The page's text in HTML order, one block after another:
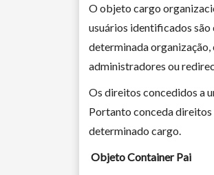
O objeto cargo
usuários identificados são
determinada
administradores ou
Os direitos concedidos a
Portanto conceda
determinado cargo.
Objeto Container Pai